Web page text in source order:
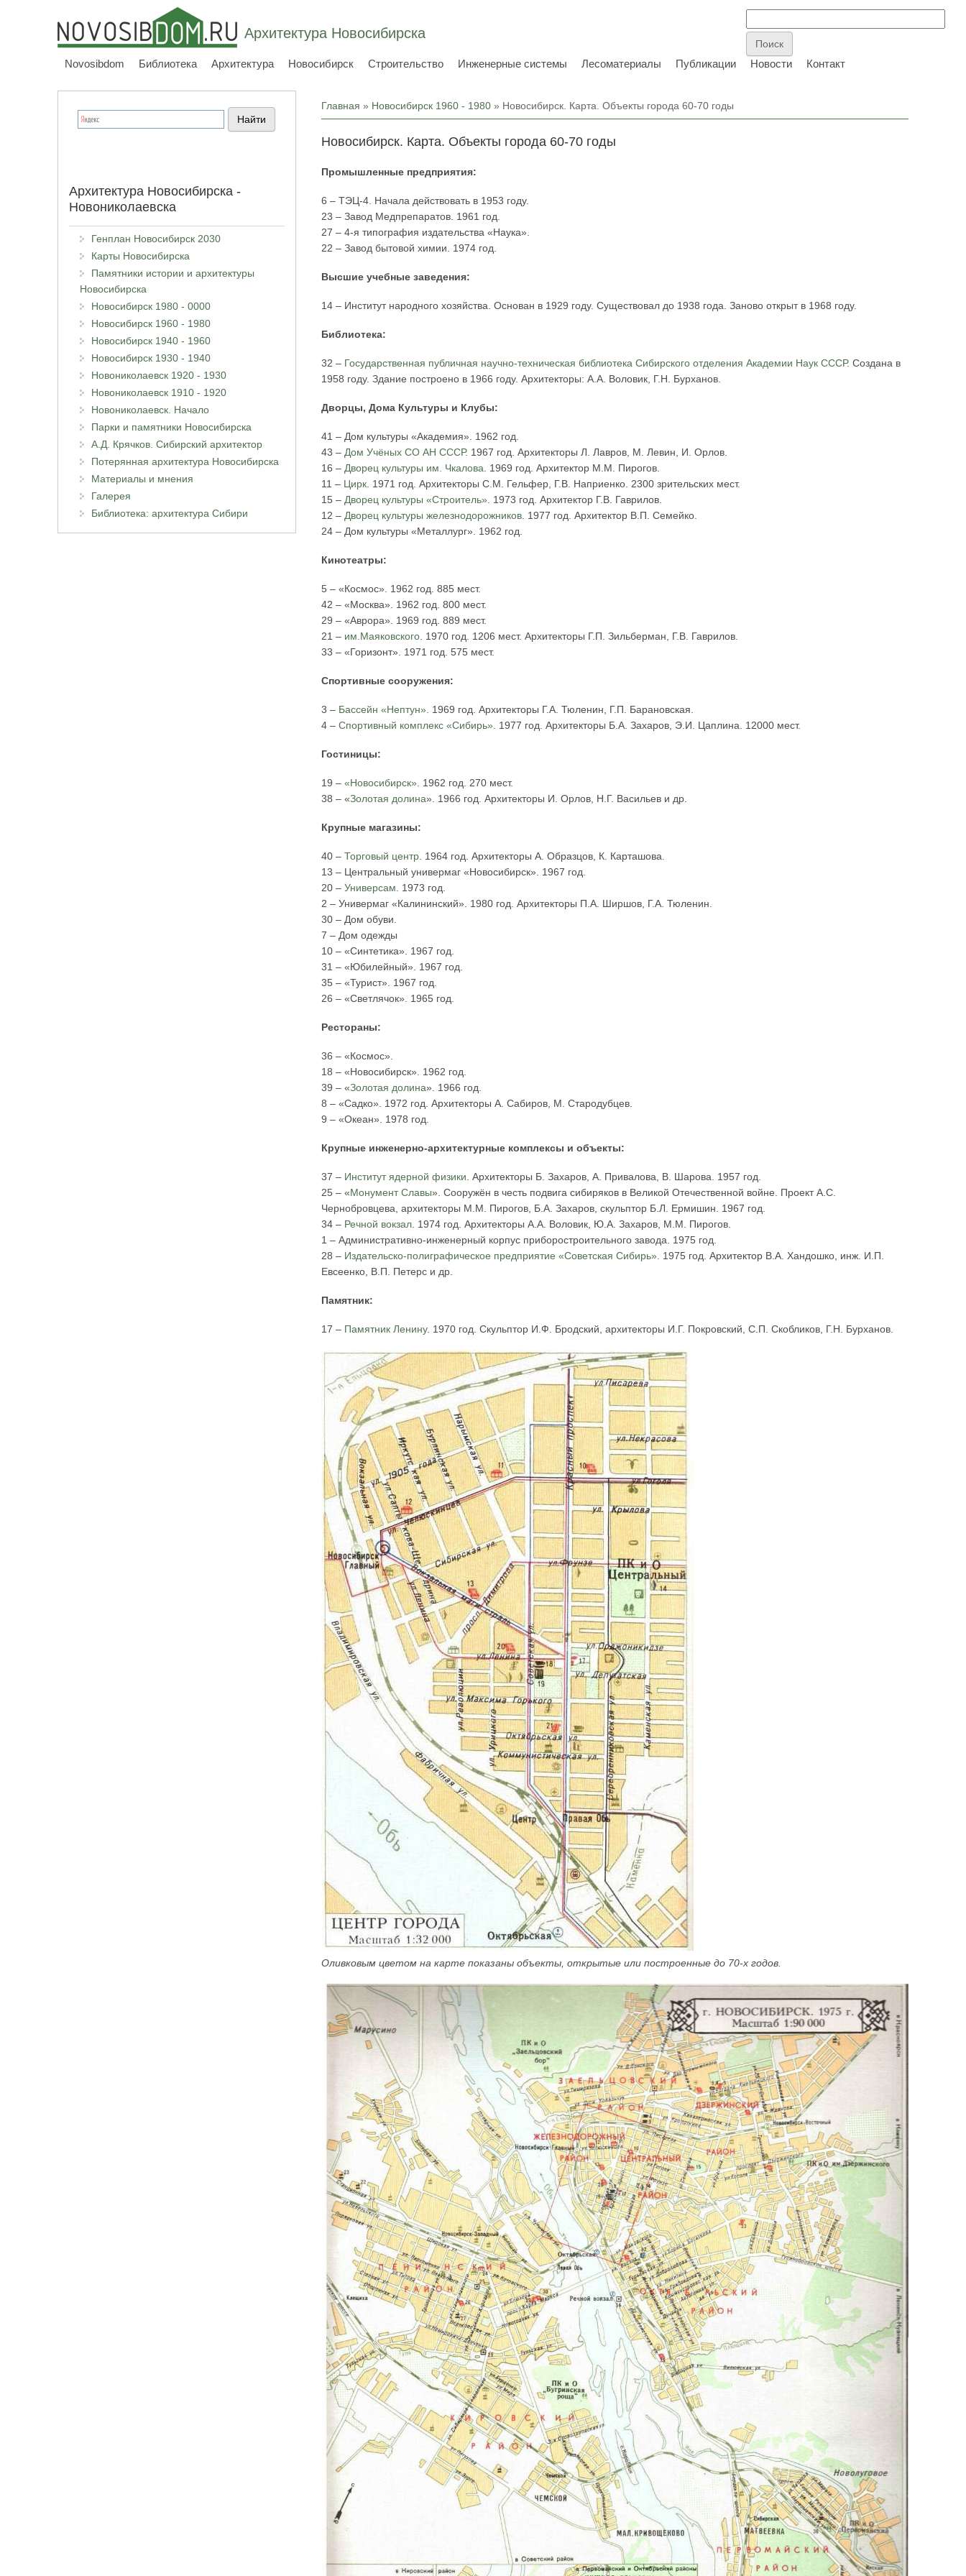
Архитектура Новосибирска
Novosibdom Библиотека Архитектура Новосибирск Строительство Инженерные системы Лесоматериалы Публикации Новости Контакт
Вы здесь
Главная » Новосибирск 1960 - 1980 » Новосибирск. Карта. Объекты города 60-70 годы
Новосибирск. Карта. Объекты города 60-70 годы
Промышленные предприятия:
6 – ТЭЦ-4. Начала действовать в 1953 году.
23 – Завод Медпрепаратов. 1961 год.
27 – 4-я типография издательства «Наука».
22 – Завод бытовой химии. 1974 год.
Высшие учебные заведения:
14 – Институт народного хозяйства. Основан в 1929 году. Существовал до 1938 года. Заново открыт в 1968 году.
Библиотека:
32 – Государственная публичная научно-техническая библиотека Сибирского отделения Академии Наук СССР. Создана в
1958 году. Здание построено в 1966 году. Архитекторы: А.А. Воловик, Г.Н. Бурханов.
Дворцы, Дома Культуры и Клубы:
41 – Дом культуры «Академия». 1962 год.
43 – Дом Учёных СО АН СССР. 1967 год. Архитекторы Л. Лавров, М. Левин, И. Орлов.
16 – Дворец культуры им. Чкалова . 1969 год. Архитектор М.М. Пирогов.
11 – Цирк . 1971 год. Архитекторы С.М. Гельфер, Г.В. Наприенко. 2300 зрительских мест.
15 – Дворец культуры «Строитель». 1973 год. Архитектор Г.В. Гаврилов.
12 – Дворец культуры железнодорожников . 1977 год. Архитектор В.П. Семейко.
24 – Дом культуры «Металлург». 1962 год.
Кинотеатры:
5 – «Космос». 1962 год. 885 мест.
42 – «Москва». 1962 год. 800 мест.
29 – «Аврора». 1969 год. 889 мест.
21 – им.Маяковского . 1970 год. 1206 мест. Архитекторы Г.П. Зильберман, Г.В. Гаврилов.
33 – «Горизонт». 1971 год. 575 мест.
Спортивные сооружения:
3 – Бассейн «Нептун». 1969 год. Архитекторы Г.А. Тюленин, Г.П. Барановская.
4 –Спортивный комплекс «Сибирь». 1977 год. Архитекторы Б.А. Захаров, Э.И. Цаплина. 12000 мест.
Гостиницы:
19 –«Новосибирск». 1962 год. 270 мест.
38 – «Золотая долина». 1966 год. Архитекторы И. Орлов, Н.Г. Васильев и др.
Крупные магазины:
40 – Торговый центр . 1964 год. Архитекторы А. Образцов, К. Карташова.
13 – Центральный универмаг «Новосибирск». 1967 год.
20 –Универсам . 1973 год.
2 – Универмаг «Калининский». 1980 год. Архитекторы П.А. Ширшов, Г.А. Тюленин.
30 – Дом обуви.
7 – Дом одежды
10 – «Синтетика». 1967 год.
31 – «Юбилейный». 1967 год.
35 – «Турист». 1967 год.
26 – «Светлячок». 1965 год.
Рестораны:
36 – «Космос».
18 – «Новосибирск». 1962 год.
39 – «Золотая долина». 1966 год.
8 – «Садко». 1972 год. Архитекторы А. Сабиров, М. Стародубцев.
9 – «Океан». 1978 год.
Крупные инженерно-архитектурные комплексы и объекты:
37 – Институт ядерной физики . Архитекторы Б. Захаров, А. Привалова, В. Шарова. 1957 год.
25 – «Монумент Славы». Сооружён в честь подвига сибиряков в Великой Отечественной войне. Проект А.С.
Чернобровцева, архитекторы М.М. Пирогов, Б.А. Захаров, скульптор Б.Л. Ермишин. 1967 год.
34 – Речной вокзал . 1974 год. Архитекторы А.А. Воловик, Ю.А. Захаров, М.М. Пирогов.
1 – Административно-инженерный корпус приборостроительного завода. 1975 год.
28 – Издательско-полиграфическое предприятие «Советская Сибирь». 1975 год. Архитектор В.А. Хандошко, инж. И.П.
Евсеенко, В.П. Петерс и др.
Памятник:
17 – Памятник Ленину. 1970 год. Скульптор И.Ф. Бродский, архитекторы И.Г. Покровский, С.П. Скобликов, Г.Н. Бурханов.
Оливковым цветом на карте показаны объекты, открытые или построенные до 70-х годов.
Архитектура Новосибирска -
Новониколаевска
Генплан Новосибирск 2030
Карты Новосибирска
Памятники истории и архитектуры
Новосибирска
Новосибирск 1980 - 0000
Новосибирск 1960 - 1980
Новосибирск 1940 - 1960
Новосибирск 1930 - 1940
Новониколаевск 1920 - 1930
Новониколаевск 1910 - 1920
Новониколаевск. Начало
Парки и памятники Новосибирска
А.Д. Крячков. Сибирский архитектор
Потерянная архитектура Новосибирска
Материалы и мнения
Галерея
Библиотека: архитектура Сибири